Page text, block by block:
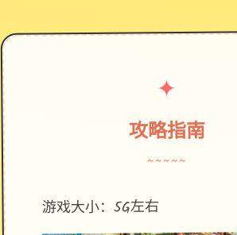
✦
攻略指南
~~~~~
游戏大小：5G左右